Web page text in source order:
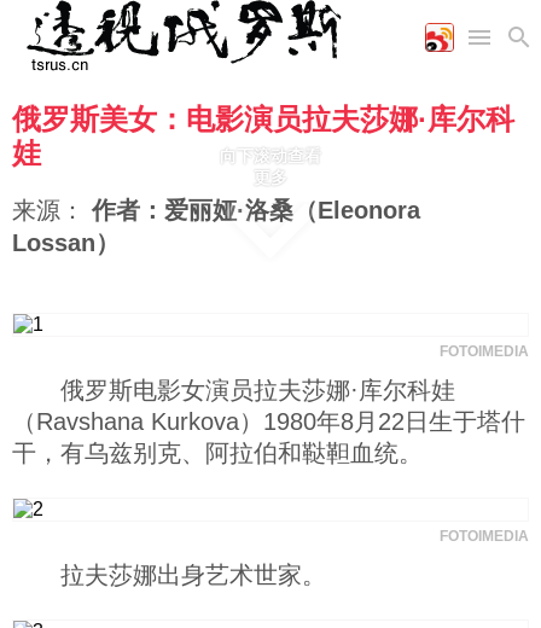
首页
国际
空军
海军
陆军
军事合作
评论
经济
财经
商业
工业
能源
科技
文艺
教育
美食
娱乐
图片新闻
高清图片
漫画
视频
俄罗斯美女：电影演员拉夫莎娜·库尔科
娃
来源： 作者：爱丽娅·洛桑（Eleonora
Lossan）
向下滚动查看
更多
FOTOIMEDIA
俄罗斯电影女演员拉夫莎娜·库尔科娃
（Ravshana Kurkova）1980年8月22日生于塔什
干，有乌兹别克、阿拉伯和鞑靼血统。
FOTOIMEDIA
拉夫莎娜出身艺术世家。